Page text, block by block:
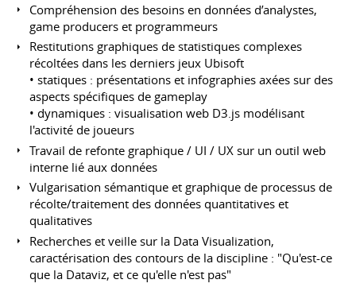
Compréhension des besoins en données d’analystes,
game producers et programmeurs
Restitutions graphiques de statistiques complexes
récoltées dans les derniers jeux Ubisoft
• statiques : présentations et infographies axées sur des
aspects spécifiques de gameplay
• dynamiques : visualisation web D3.js modélisant
l'activité de joueurs
Travail de refonte graphique / UI / UX sur un outil web
interne lié aux données
Vulgarisation sémantique et graphique de processus de
récolte/traitement des données quantitatives et
qualitatives
Recherches et veille sur la Data Visualization,
caractérisation des contours de la discipline : "Qu'est-ce
que la Dataviz, et ce qu'elle n'est pas"